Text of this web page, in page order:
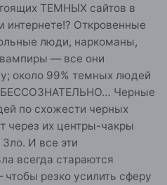
ТЕМНЫХ сайтов в
Откровенные
люди, наркоманы,
— все они
около 99% темных людей
БЕССОЗНАТЕЛЬНО… Черные
по схожести черных
через их центры-чакры
И все эти
всегда стараются
резко усилить сферу